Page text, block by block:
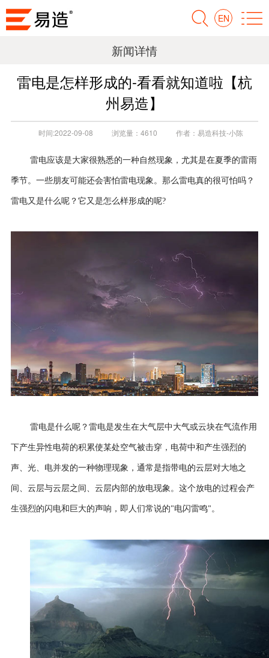
EN
新闻详情
雷电是怎样形成的-看看就知道啦【杭
州易造】
时间:2022-09-08 浏览量： 4610 作者： 易造科技-小陈
雷电应该是大家很熟悉的一种自然现象，尤其是在夏季的雷雨
季节。一些朋友可能还会害怕雷电现象。那么雷电真的很可怕吗？
雷电又是什么呢？它又是怎么样形成的呢?
雷电是什么呢？雷电是发生在大气层中大气或云块在气流作用
下产生异性电荷的积累使某处空气被击穿，电荷中和产生强烈的
声、光、电并发的一种物理现象，通常是指带电的云层对大地之
间、云层与云层之间、云层内部的放电现象。这个放电的过程会产
生强烈的闪电和巨大的声响，即人们常说的"电闪雷鸣"。